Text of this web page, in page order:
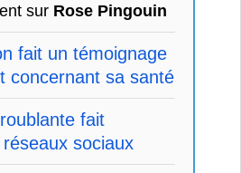
sur Rose Pingouin
fait un témoignage
concernant sa santé
fait
sociaux